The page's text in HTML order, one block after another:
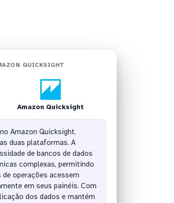
QUICKSIGHT
Amazon Quicksight
Amazon Quicksight,
duas plataformas. A
de bancos de dados
complexas, permitindo
operações acessem
em seus painéis. Com
dos dados e mantém